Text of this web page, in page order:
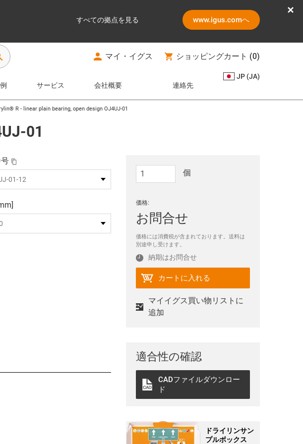
すべての拠点を見る www.igus.comへ
マイ・イグス ショッピングカート (0)
サービス 会社概要 連絡先
JP (JA)
R - linear plain bearing, open design OJ4UJ-01
01
個
価格:
お問合せ
価格には消費税が含まれております。送料は
別途申し受けます。
納期はお問合せ
カートに入れる
マイイグス買い物リストに
追加
適合性の確認
CADファイルダウンロー
ド
ドライリンサン
プルボックス